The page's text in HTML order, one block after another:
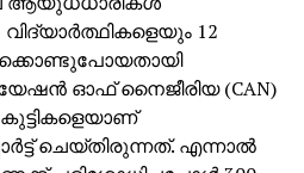
12
ഓഫ് നൈജീരിയ (CAN)
ചെയ്തിരുന്നത്. എന്നാല്‍